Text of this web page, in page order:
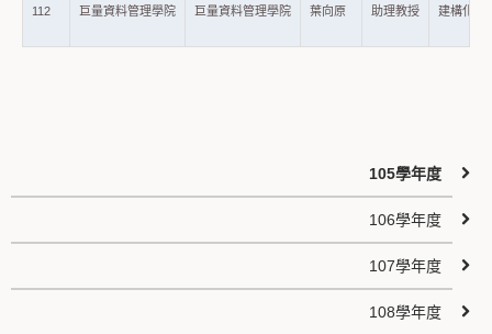
112 巨量資料管理學院 巨量資料管理學院 葉向原 助理教授 建構化合
105學年度
106學年度
107學年度
108學年度